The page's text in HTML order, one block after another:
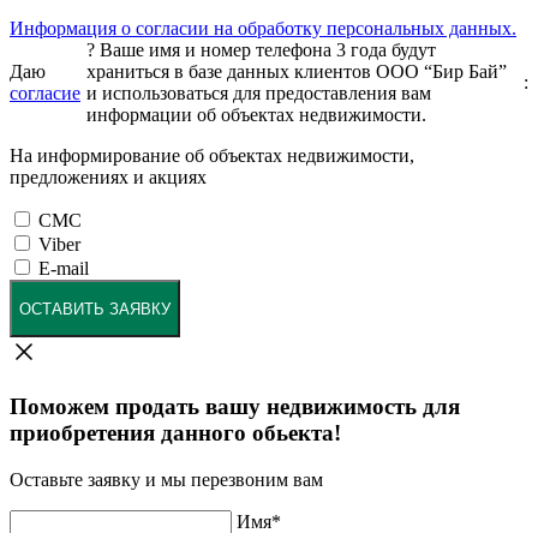
Информация о согласии на обработку персональных данных.
Даю
согласие
? Ваше имя и номер телефона 3 года будут
храниться в базе данных клиентов ООО “Бир Бай”
и использоваться для предоставления вам
информации об объектах недвижимости.
:
На информирование об объектах недвижимости,
предложениях и акциях
СМС
Viber
E-mail
ОСТАВИТЬ ЗАЯВКУ
Поможем продать вашу недвижимость для
приобретения данного обьекта!
Оставьте заявку и мы перезвоним вам
Имя*